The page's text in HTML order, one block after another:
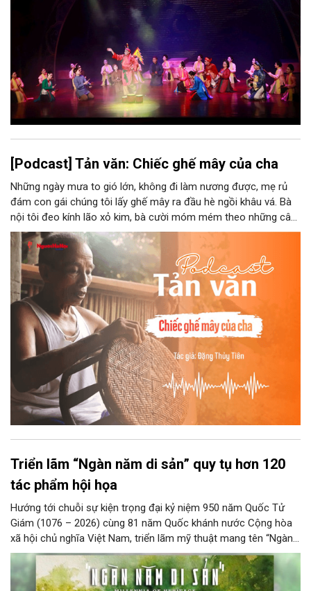
phát triển, thành sức mạnh mềm, thành động lực sáng tạo,
thành năng lực cạnh tranh của Thủ đô.
[Podcast] Tản văn: Chiếc ghế mây của cha
Những ngày mưa to gió lớn, không đi làm nương được, mẹ rủ
đám con gái chúng tôi lấy ghế mây ra đầu hè ngồi khâu vá. Bà
nội tôi đeo kính lão xỏ kim, bà cười móm mém theo những câu
chuyện kể tếu táo của đám trẻ chúng tôi. Chiếc ghế mây phát
ra âm thanh kin kít chịu đựng sức nặng cơ thể con người theo
những điệu cười khúc khích.
Triển lãm “Ngàn năm di sản” quy tụ hơn 120
tác phẩm hội họa
Hướng tới chuỗi sự kiện trọng đại kỷ niệm 950 năm Quốc Tử
Giám (1076 – 2026) cùng 81 năm Quốc khánh nước Cộng hòa
xã hội chủ nghĩa Việt Nam, triển lãm mỹ thuật mang tên “Ngàn
năm di sản” sẽ chính thức khai mạc vào ngày 8/8 tại Nhà Thái
Học, Di tích Quốc gia đặc biệt Văn Miếu – Quốc Tử Giám. Sự
kiện kéo dài đến ngày 25/9/2026 hứa hẹn trở thành điểm đến